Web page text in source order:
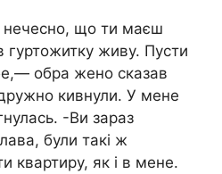
що ти маєш
гуртожитку живу. Пусти
обра жено сказав
кивнули. У мене
-Ви зараз
були такі ж
квартиру, як і в мене.